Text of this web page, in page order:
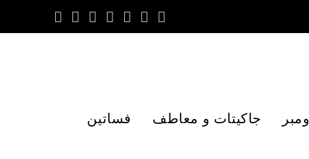
جاكيتات و معاطف فساتين